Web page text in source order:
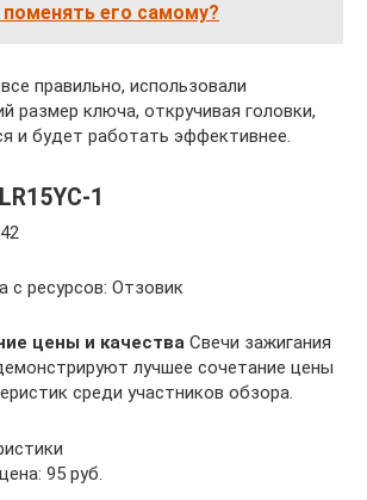
поменять его самому?
правильно, использовали
размер ключа, откручивая головки,
и будет работать эффективнее.
1
с ресурсов: Отзовик
цены и качества Свечи зажигания
лучшее сочетание цены
среди участников обзора.
95 руб.